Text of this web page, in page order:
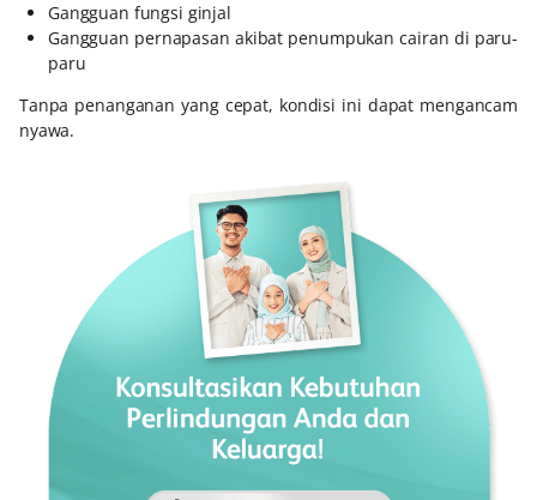
Gangguan fungsi ginjal
Gangguan pernapasan akibat penumpukan cairan di paru-
paru
Tanpa penanganan yang cepat, kondisi ini dapat mengancam
nyawa.